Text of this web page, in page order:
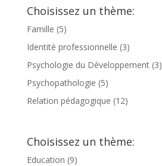
Choisissez un thème:
Famille (5)
Identité professionnelle (3)
Psychologie du Développement(3)
Psychopathologie (5)
Relation pédagogique (12)
Choisissez un thème:
Education (9)